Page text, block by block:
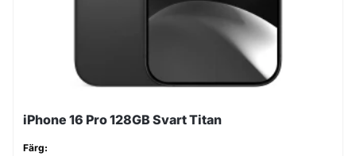
iPhone 16 Pro 128GB Svart Titan
Färg: